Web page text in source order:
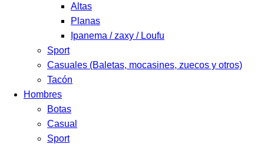
Altas
Planas
Ipanema / zaxy / Loufu
Sport
Casuales (Baletas, mocasines, zuecos y otros)
Tacón
Hombres
Botas
Casual
Sport